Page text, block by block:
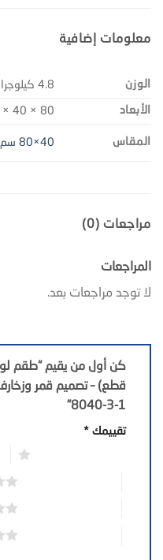
معلومات إضافية
الوزن 4.8 كيلوجرام
الأبعاد 80 × 40 × 6 سنتيميتر
المقاس 40×80 سم – ثلاث قطع
مراجعات (0)
المراجعات
لا توجد مراجعات بعد.
8040-3-1”
تقييمك *